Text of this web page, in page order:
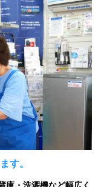
す。